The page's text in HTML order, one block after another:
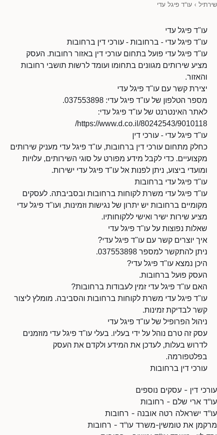
שירתיל › עו"ד פיגל עדי
עו"ד פיגל עדי
עו"ד פיגל עדי - ברחובות - עורכי דין ברחובות
עו"ד פיגל עדי פועל בתחום עורכי דין באזור רחובות. העסק
מציע שירותים מגוונים בתחומו ועומד לרשות תושבי רחובות
והאזור.
יצירת קשר עם עו"ד פיגל עדי
מספר הטלפון של עו"ד פיגל עדי: 037553898.
לאתר האינטרנט של עו"ד פיגל עדי:
https://www.d.co.il/80242543/9010118/
עו"ד פיגל עדי - עורכי דין
כחלק מתחום עורכי דין ברחובות, עו"ד פיגל עדי מעניק שירותים
מקצועיים. כדי לקבל מידע מפורט על סוגי השירותים, עלויות
ומועדי ביצוע, ניתן לפנות אל עו"ד פיגל עדי ישירות.
עו"ד פיגל עדי ברחובות
עו"ד פיגל עדי משרת לקוחות ברחובות ובסביבתה. לעסקים
מקומיים ברחובות יש יתרון של נגישות וזמינות, ועו"ד פיגל עדי
מציע שירות ישיר ואישי ללקוחותיו.
שאלות נפוצות על עו"ד פיגל עדי
איך יוצרים קשר עם עו"ד פיגל עדי?
ניתן להתקשר למספר 037553898.
היכן נמצא עו"ד פיגל עדי?
העסק פועל ברחובות.
האם עו"ד פיגל עדי זמין לעבודות ברחובות?
עו"ד פיגל עדי משרת לקוחות ברחובות והסביבה. מומלץ ליצור
קשר לבדיקת זמינות.
ניהול הפרופיל של עו"ד פיגל עדי
עסק זה טרם נוהל על ידי בעליו. בעלי עו"ד פיגל עדי מוזמנים
לדרוש בעלות, לעדכן את המידע ולקדם את העסק
בפלטפורמה.
עורכי דין ברחובות
עורכי דין - עסקים נוספים
עו"ד ארי שלם - רחובות
עו"ד ישראלה רטה אובנה - רחובות
מרקמן את טומשין-משרד עו"ד - רחובות